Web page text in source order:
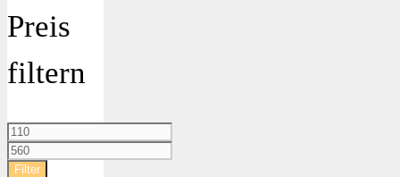
Preis
filtern
Min.
Preis
Max.
Preis
Filter